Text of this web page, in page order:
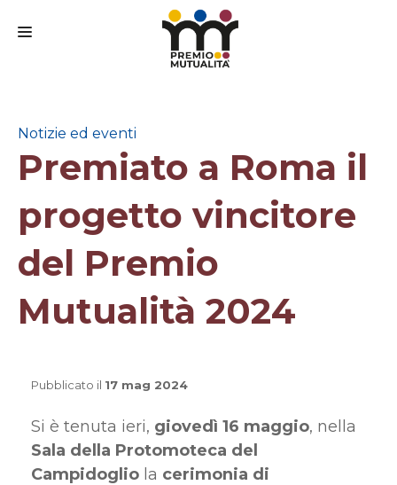
IL PREMIO
IL BANDO
PARTECIPA
FAQ
MEDIA
Notizie ed eventi
Premiato a Roma il
progetto vincitore
del Premio
Mutualità 2024
Pubblicato il 17 mag 2024
Si è tenuta ieri, giovedì 16 maggio, nella
Sala della Protomoteca del
Campidoglio la cerimonia di